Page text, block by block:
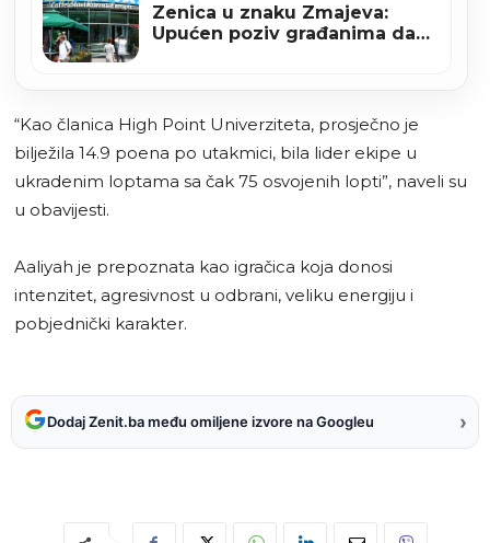
Zenica u znaku Zmajeva:
Upućen poziv građanima da
“Kao članica High Point Univerziteta, prosječno je
bilježila 14.9 poena po utakmici, bila lider ekipe u
ukradenim loptama sa čak 75 osvojenih lopti”, naveli su
u obavijesti.
Aaliyah je prepoznata kao igračica koja donosi
intenzitet, agresivnost u odbrani, veliku energiju i
pobjednički karakter.
Dodaj Zenit.ba među omiljene izvore na Googleu ›